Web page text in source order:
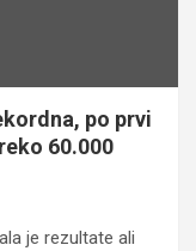
po prvi
60.000
je rezultate ali